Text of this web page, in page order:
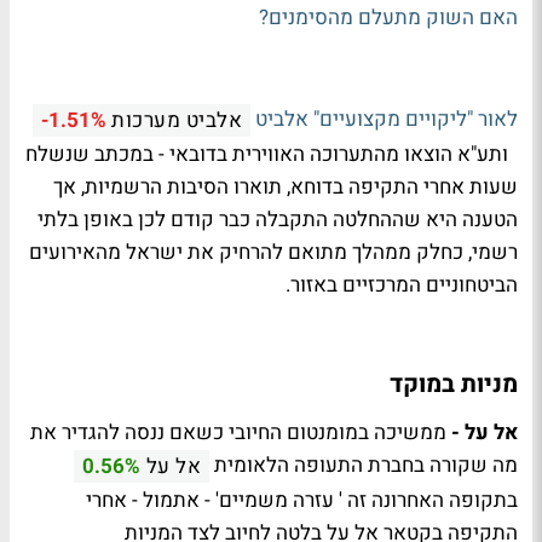
האם השוק מתעלם מהסימנים?
לאור "ליקויים מקצועיים" אלביט אלביט מערכות -1.51%
ותע"א הוצאו מהתערוכה האווירית בדובאי - במכתב שנשלח
שעות אחרי התקיפה בדוחא, תוארו הסיבות הרשמיות, אך
הטענה היא שההחלטה התקבלה כבר קודם לכן באופן בלתי
רשמי, כחלק ממהלך מתואם להרחיק את ישראל מהאירועים
הביטחוניים המרכזיים באזור.
מניות במוקד
אל על - ממשיכה במומנטום החיובי כשאם ננסה להגדיר את
מה שקורה בחברת התעופה הלאומית אל על 0.56%
בתקופה האחרונה זה ' עזרה משמיים' - אתמול - אחרי
התקיפה בקטאר אל על בלטה לחיוב לצד המניות